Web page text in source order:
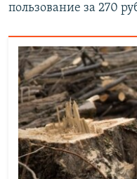
пользование за 270